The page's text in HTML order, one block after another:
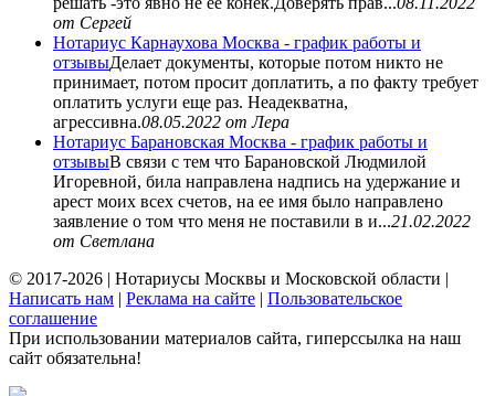
от Сергей
Нотариус Карнаухова Москва - график работы и
отзывыДелает документы, которые потом никто не
принимает, потом просит доплатить, а по факту требует
оплатить услуги еще раз. Неадекватна,
агрессивна.08.05.2022 от Лера
Нотариус Барановская Москва - график работы и
отзывыВ связи с тем что Барановской Людмилой
Игоревной, била направлена надпись на удержание и
арест моих всех счетов, на ее имя было направлено
заявление о том что меня не поставили в и...21.02.2022
от Светлана
© 2017-2026 | Нотариусы Москвы и Московской области |
Написать нам | Реклама на сайте | Пользовательское
соглашение
При использовании материалов сайта, гиперссылка на наш
сайт обязательна!